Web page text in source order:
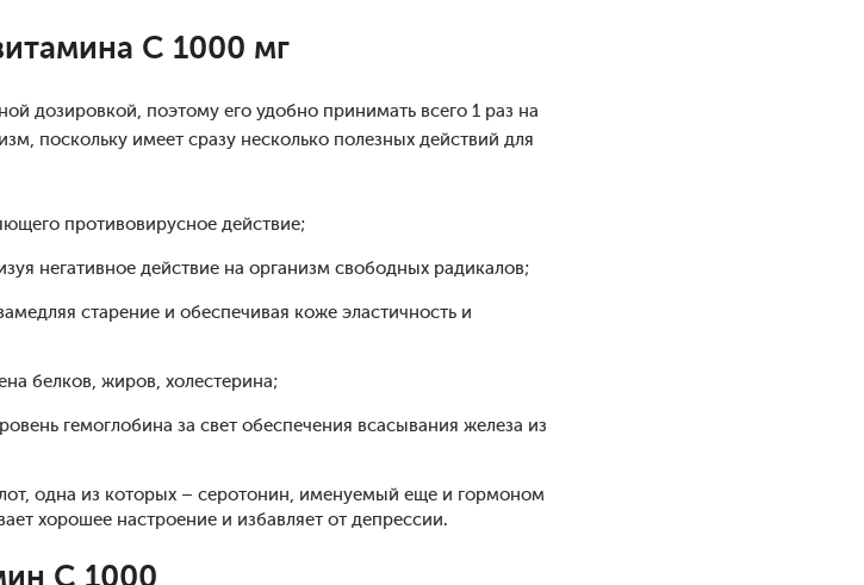
С 1000 мг
дозировкой, поэтому его удобно принимать всего 1 раз на
поскольку имеет сразу несколько полезных действий для
противовирусное действие;
негативное действие на организм свободных радикалов;
старение и обеспечивая коже эластичность и
белков, жиров, холестерина;
гемоглобина за свет обеспечения всасывания железа из
одна из которых – серотонин, именуемый еще и гормоном
хорошее настроение и избавляет от депрессии.